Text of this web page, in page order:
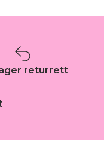
returrett